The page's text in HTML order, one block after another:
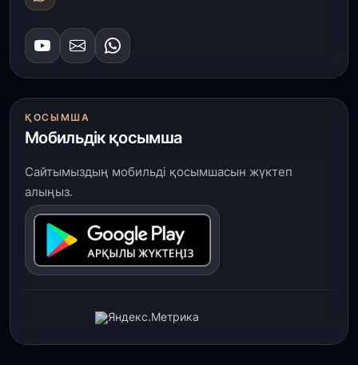
ҚОСЫМША
Мобильдік қосымша
Сайтымыздың мобильді қосымшасын жүктеп
алыңыз.